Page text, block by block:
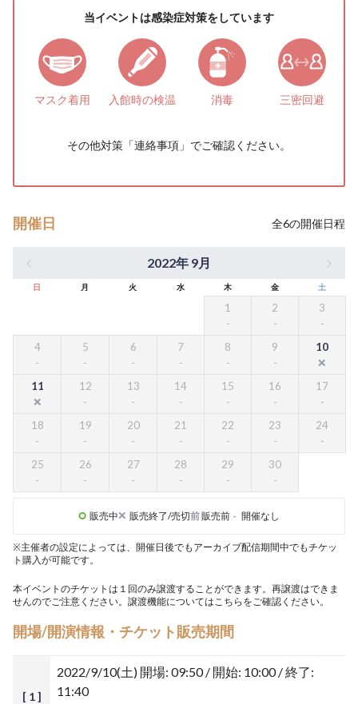
当イベントは感染症対策をしています
マスク着用 入館時の検温 消毒 三密回避
その他対策「連絡事項 」でご確認ください。
開催日 全6の開催日程
2022年 9月
日 月 火 水 木 金 土
1 2 3
4 5 6 7 8 9 10
11 12 13 14 15 16 17
18 19 20 21 22 23 24
25 26 27 28 29 30
販売中 販売終了/売切前販売前 - 開催なし
※主催者の設定によっては、開催日後でもアーカイブ配信期間中でもチケッ
ト購入が可能です。
本イベントのチケットは１回のみ譲渡することができます。再譲渡はできま
せんのでご注意ください。譲渡機能についてはこちら をご確認ください。
開場/開演情報・チケット販売期間
[ 1 ]
2022/9/10(土) 開場: 09:50 / 開始: 10:00 / 終了:
11:40